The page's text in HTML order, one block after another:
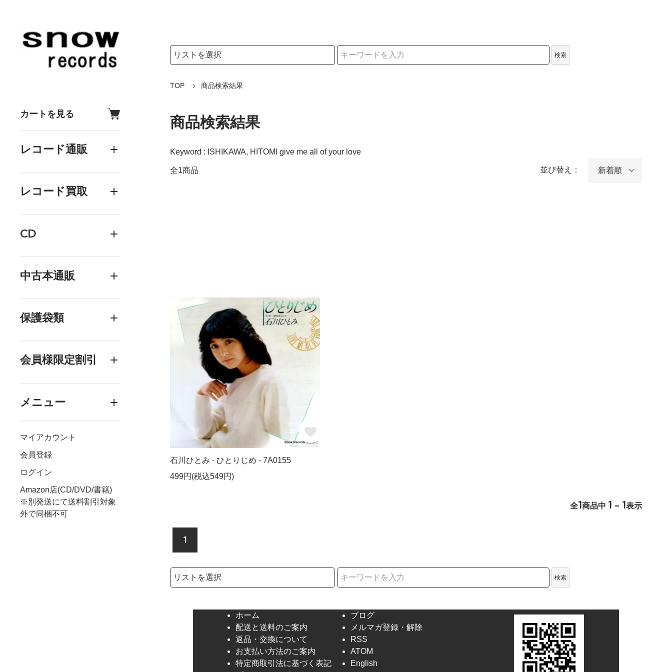
カートを見る
レコード通販
レコード買取
CD
中古本通販
保護袋類
会員様限定割引
メニュー
マイアカウント
会員登録
ログイン
Amazon店(CD/DVD/書籍)
※別発送にて送料割引対象
外で同梱不可
検索リストの選択
検索
TOP 商品検索結果
商品検索結果
Keyword : ISHIKAWA, HITOMI give me all of your love
全1商品 並び替え：
石川ひとみ - ひとりじめ - 7A0155
499円(税込549円)
全1商品中 1 - 1表示
1
検索リストの選択
検索
ホーム
配送と送料のご案内
返品・交換について
お支払い方法のご案内
特定商取引法に基づく表記
ブログ
メルマガ登録・解除
RSS
ATOM
English